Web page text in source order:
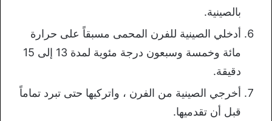
بالصينية.
أدخلي الصينية للفرن المحمى مسبقاً على حرارة
مائة وخمسة وسبعون درجة مئوية لمدة 13 إلى 15
دقيقة.
أخرجي الصينية من الفرن ، واتركيها حتى تبرد تماماً
قبل أن تقدميها.